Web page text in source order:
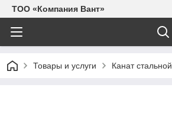
ТОО «Компания Вант»
Товары и услуги Канат стальной